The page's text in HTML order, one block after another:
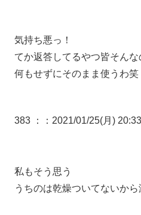
気持ち悪っ！
てか返答してるやつ皆そんな
何もせずにそのまま使うわ笑
383 ： ：2021/01/25(月)
私もそう思う
うちのは乾燥ついてないか